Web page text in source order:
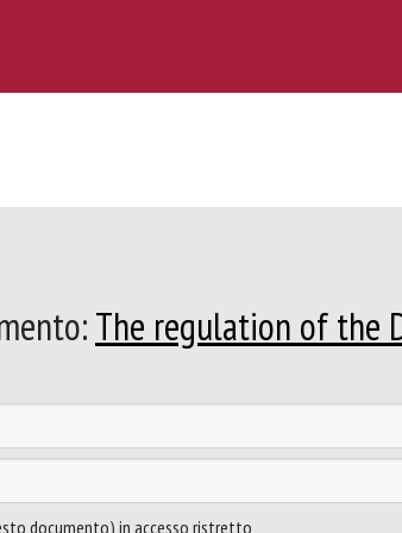
The regulation of the
documento) in accesso ristretto